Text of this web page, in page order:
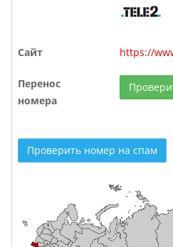
Сайт https://
Перенос
номера
Проверить номер на спам